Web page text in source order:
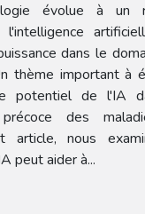
maladies
évolue à un
dans le
thème important à
potentiel de l'IA
des
article, nous
peut aider à...